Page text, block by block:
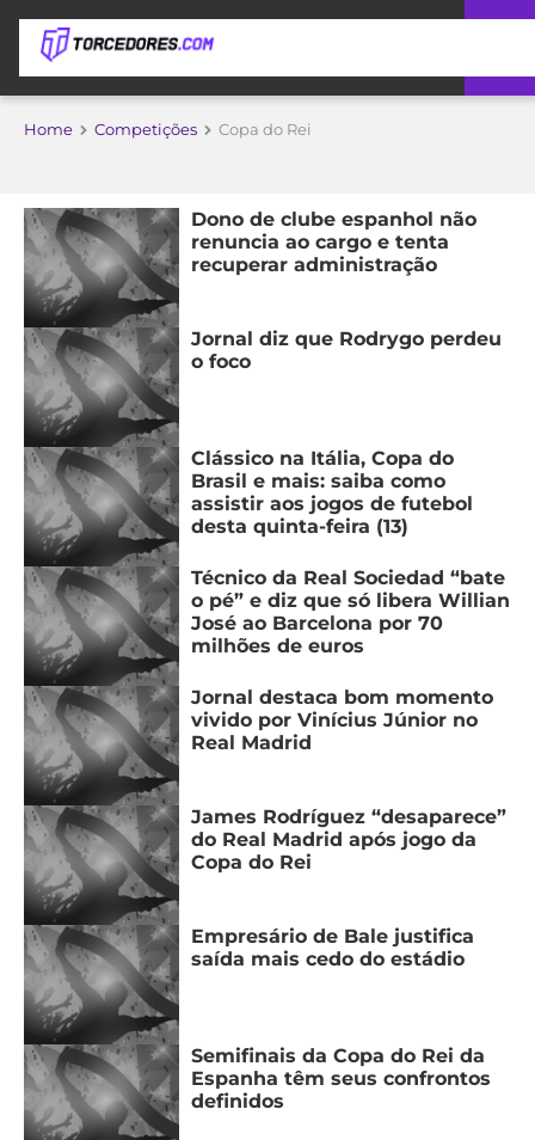
APOSTAS
APOSTA
MELHORES
SITES
DE
APOSTAS
2026
CÓDIGO
PROMOCIONAL
BETBOOM
CÓDIGO
DE
INDICAÇÃO
BET365
CÓDIGO
BETANO
MELHORES
APPS
DE
APOSTAS
CASSINOS
ONLINE
MELHORES
CASSINOS
ONLINE
2026
COPA
DO
MUNDO
TIMES
MEU
TIME
PALMEIRAS
CORINTHIANS
SÃO
PAULO
SANTOS
FLAMENGO
FLUMINENSE
BOTAFOGO
VASCO
INTERNACIONAL
GRÊMIO
CAMPEONATOS
BRASILEIRÃO
SÉRIE
A
LIBERTADORES
COPA
DO
BRASIL
PREMIER
LEAGUE
COPA
SUL-
AMERICANA
LIGA
DOS
CAMPEÕES
LALIGA
MÍDIA
ESPORTIVA
MERCADO
DA
BOLA
PALPITES
Home Competições Copa do Rei
Dono de clube espanhol não
renuncia ao cargo e tenta
recuperar administração
Jornal diz que Rodrygo perdeu
o foco
Clássico na Itália, Copa do
Brasil e mais: saiba como
assistir aos jogos de futebol
desta quinta-feira (13)
Técnico da Real Sociedad “bate
o pé” e diz que só libera Willian
José ao Barcelona por 70
milhões de euros
Jornal destaca bom momento
vivido por Vinícius Júnior no
Real Madrid
James Rodríguez “desaparece”
do Real Madrid após jogo da
Copa do Rei
Empresário de Bale justifica
saída mais cedo do estádio
Semifinais da Copa do Rei da
Espanha têm seus confrontos
definidos